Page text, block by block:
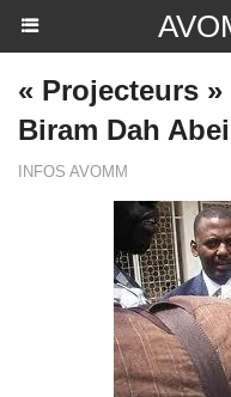
« Projecteurs
Biram Dah
INFOS AVOMM